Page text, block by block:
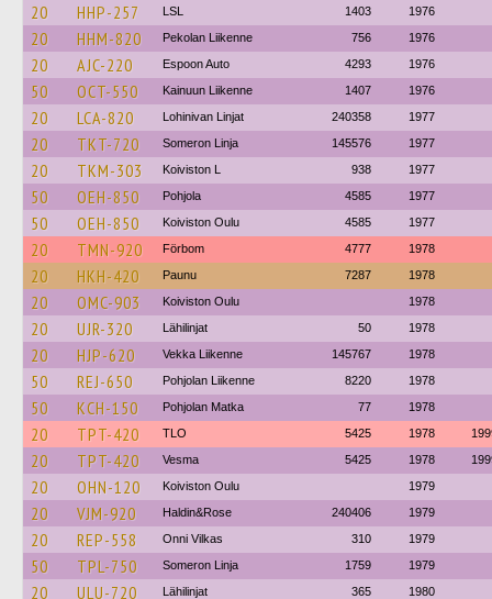
20 HHP-257 LSL 1403 1976
20 HHM-820 Pekolan Liikenne 756 1976
20 AJC-220 Espoon Auto 4293 1976
50 OCT-550 Kainuun Liikenne 1407 1976
20 LCA-820 Lohinivan Linjat 240358 1977
20 TKT-720 Someron Linja 145576 1977
20 TKM-303 Koiviston L 938 1977
50 OEH-850 Pohjola 4585 1977
50 OEH-850 Koiviston Oulu 4585 1977
20 TMN-920 Förbom 4777 1978
20 HKH-420 Paunu 7287 1978
20 OMC-903 Koiviston Oulu 1978
20 UJR-320 Lähilinjat 50 1978
20 HJP-620 Vekka Liikenne 145767 1978
50 REJ-650 Pohjolan Liikenne 8220 1978
50 KCH-150 Pohjolan Matka 77 1978
20 TPT-420 TLO 5425 1978
20 TPT-420 Vesma 5425 1978
20 OHN-120 Koiviston Oulu 1979
20 VJM-920 Haldin&Rose 240406 1979
20 REP-558 Onni Vilkas 310 1979
50 TPL-750 Someron Linja 1759 1979
20 ULU-720 Lähilinjat 365 1980